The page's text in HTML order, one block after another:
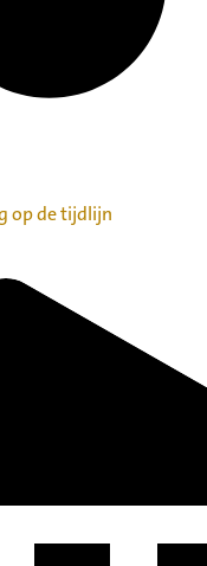
op de tijdlijn